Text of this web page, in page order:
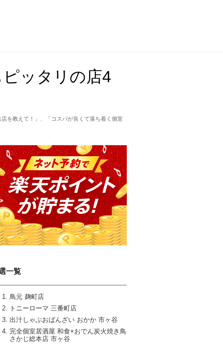
ッタリの店4
を教えて！」、「コスパが良くて落ち着く個室
一覧
鳥元 麹町店
トニーローマ 三番町店
出汁しゃぶおばんざい おかか 市ヶ谷
完全個室居酒屋 和食×おでん炭火焼き鳥
さかじ総本店 市ヶ谷